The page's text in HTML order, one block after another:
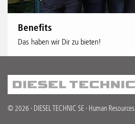
Benefits
Das haben wir Dir zu bieten!
© 2026 · DIESEL TECHNIC SE · Human Resources